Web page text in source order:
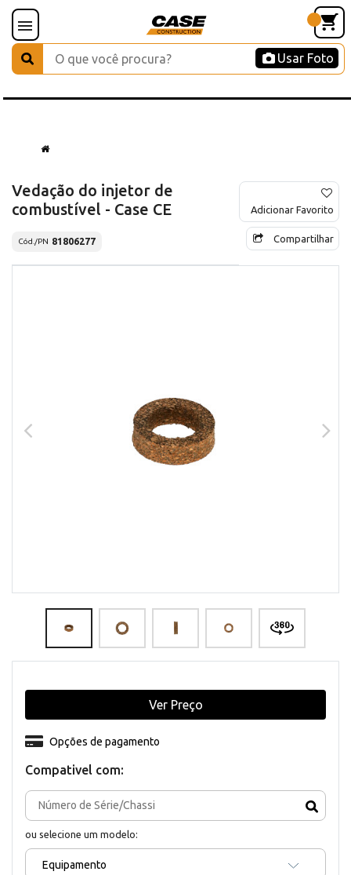
Usar Foto
Vedação do injetor de
combustível - Case CE
Cód./PN 81806277
Adicionar Favorito
Compartilhar
Compativel com:
ou selecione um modelo:
Equipamento
Opções de pagamento
Ver Preço